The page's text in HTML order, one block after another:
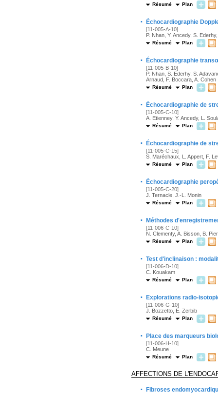
Résumé Plan
· Échocardiographie
[11-005-A-10]
P. Nhan, Y. Ancedy, S.
Résumé Plan
· Échocardiographie
[11-005-B-10]
P. Nhan, S. Ederhy, S.
Arnaud, F. Boccara, A. Cohen
Résumé Plan
· Échocardiographie de
[11-005-C-10]
A. Etienney, Y. Ancedy, L.
Résumé Plan
· Échocardiographie de
[11-005-C-15]
S. Maréchaux, L. Appert, F.
Résumé Plan
· Échocardiographie
[11-005-C-20]
J. Ternacle, J.-L. Monin
Résumé Plan
· Méthodes
[11-006-C-10]
N. Clementy, A. Bisson, B.
Résumé Plan
· Test d'inclinaison :
[11-006-D-10]
C. Kouakam
Résumé Plan
· Explorations radio-
[11-006-G-10]
J. Bozzetto, E. Zerbib
Résumé Plan
· Place des marqueurs
[11-006-H-10]
C. Meune
Résumé Plan
AFFECTIONS DE
· Fibroses